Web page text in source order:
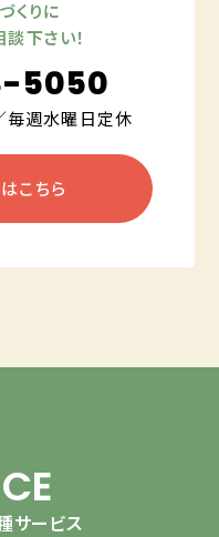
くりに
下さい！
5050
週水曜日定休
こちら
サービス